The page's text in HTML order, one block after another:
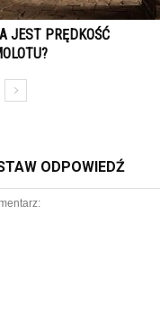
JEST PRĘDKOŚĆ
ODPOWIEDŹ